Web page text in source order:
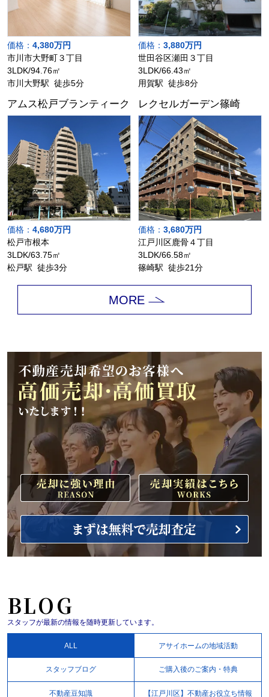
価格： 4,380万円
市川市大野町３丁目
3LDK/94.76㎡
市川大野駅 徒歩5分
価格： 3,880万円
世田谷区瀬田３丁目
3LDK/66.43㎡
用賀駅 徒歩8分
アムス松戸ブランティーク
価格： 4,680万円
松戸市根本
3LDK/63.75㎡
松戸駅 徒歩3分
レクセルガーデン篠崎
価格： 3,680万円
江戸川区鹿骨４丁目
3LDK/66.58㎡
篠崎駅 徒歩21分
MORE
BLOG
スタッフが最新の情報を随時更新しています。
ALL アサイホームの地域活動
スタッフブログ ご購入後のご案内・特典
不動産豆知識 【江戸川区】不動産お役立ち情報